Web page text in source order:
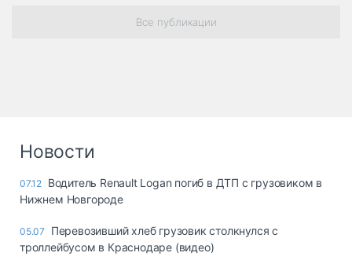
Региональная
логистика
опасные грузы
страхование
Все публикации
Новости
07.12 Водитель Renault Logan погиб в ДТП с грузовиком в
Нижнем Новгороде
05.07
Перевозивший хлеб грузовик столкнулся с
троллейбусом в Краснодаре (видео)